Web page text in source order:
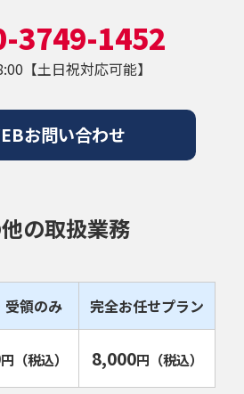
3749-1452
【土日祝対応可能】
お問い合わせ
の取扱業務
受領のみ 完全お任せプラン
円 （税込） 8,000円 （税込）